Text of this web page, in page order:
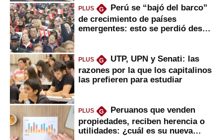
PLUS G
Perú se “bajó del barco”
de crecimiento de países
emergentes: esto se perdió desde
PLUS G
UTP, UPN y Senati: las
razones por la que los capitalinos
las prefieren para estudiar
PLUS G
Peruanos que venden
propiedades, reciben herencia o
utilidades: ¿cuál es su nueva